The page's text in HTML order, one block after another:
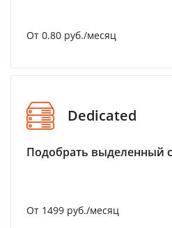
От 0.80 руб./месяц
Dedicated
Подобрать выделенный
От 1499 руб./месяц